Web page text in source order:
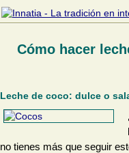
Cómo hacer
Leche de coco: dulce o
no tienes más que seguir